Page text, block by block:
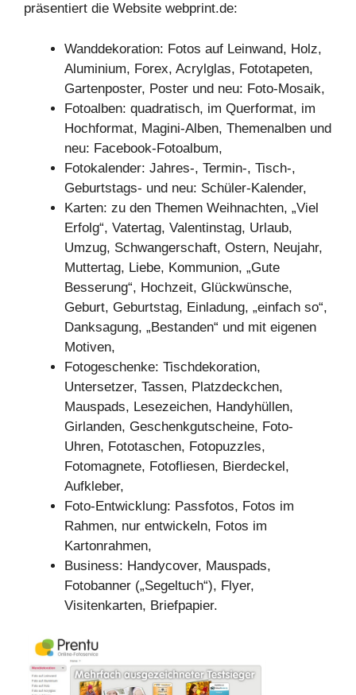
präsentiert die Website webprint.de:
Wanddekoration: Fotos auf Leinwand, Holz,
Aluminium, Forex, Acrylglas, Fototapeten,
Gartenposter, Poster und neu: Foto-Mosaik,
Fotoalben: quadratisch, im Querformat, im
Hochformat, Magini-Alben, Themenalben und
neu: Facebook-Fotoalbum,
Fotokalender: Jahres-, Termin-, Tisch-,
Geburtstags- und neu: Schüler-Kalender,
Karten: zu den Themen Weihnachten, „Viel
Erfolg“, Vatertag, Valentinstag, Urlaub,
Umzug, Schwangerschaft, Ostern, Neujahr,
Muttertag, Liebe, Kommunion, „Gute
Besserung“, Hochzeit, Glückwünsche,
Geburt, Geburtstag, Einladung, „einfach so“,
Danksagung, „Bestanden“ und mit eigenen
Motiven,
Fotogeschenke: Tischdekoration,
Untersetzer, Tassen, Platzdeckchen,
Mauspads, Lesezeichen, Handyhüllen,
Girlanden, Geschenkgutscheine, Foto-
Uhren, Fototaschen, Fotopuzzles,
Fotomagnete, Fotofliesen, Bierdeckel,
Aufkleber,
Foto-Entwicklung: Passfotos, Fotos im
Rahmen, nur entwickeln, Fotos im
Kartonrahmen,
Business: Handycover, Mauspads,
Fotobanner („Segeltuch“), Flyer,
Visitenkarten, Briefpapier.